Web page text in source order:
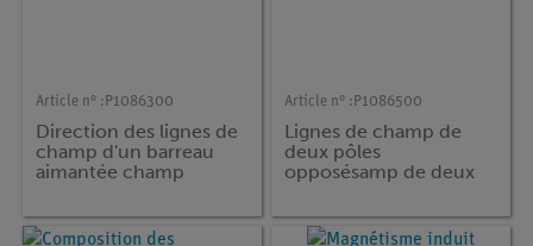
Article n° : P1086300
Direction des lignes de
champ d'un barreau
aimantée champ
Article n° : P1086500
Lignes de champ de
deux pôles
opposésamp de deux